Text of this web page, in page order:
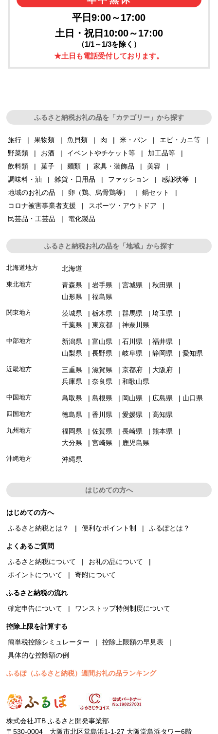
平日9:00～17:00
土日・祝日10:00～17:00
（1/1～1/3を除く）
★土日も電話受付しております。
ふるさと納税お礼の品を「カテゴリー」から探す
旅行 果物類 魚貝類 肉 米・パン
エビ・カニ等
野菜類
お酒 イベントやチケット等
加工品等
飲料類
菓子 麺類 家具・装飾品
美容
調味料・油
雑貨・日用品 ファッション
感謝状等
地域のお礼の品
卵（鶏、烏骨鶏等）
鍋セット
コロナ被害事業者支援
スポーツ・アウトドア
民芸品・工芸品
電化製品
ふるさと納税お礼の品を「地域」から探す
北海道地方 北海道
東北地方 青森県 岩手県 宮城県
秋田県
山形県
福島県
関東地方 茨城県 栃木県 群馬県
埼玉県
千葉県
東京都 神奈川県
中部地方 新潟県 富山県 石川県
福井県
山梨県
長野県 岐阜県 静岡県 愛知県
近畿地方 三重県 滋賀県 京都府
大阪府
兵庫県
奈良県 和歌山県
中国地方 鳥取県 島根県 岡山県 広島県 山口県
四国地方 徳島県 香川県 愛媛県 高知県
九州地方 福岡県 佐賀県 長崎県
熊本県
大分県
宮崎県 鹿児島県
沖縄地方 沖縄県
はじめての方へ
はじめての方へ
ふるさと納税とは？
便利なポイント制 ふるぽとは？
よくあるご質問
ふるさと納税について
お礼の品について
ポイントについて
寄附について
ふるさと納税の流れ
確定申告について
ワンストップ特例制度について
控除上限を計算する
簡単税控除シミュレーター
控除上限額の早見表
具体的な控除額の例
ふるぽ（ふるさと納税）週間お礼の品ランキング
株式会社JTB ふるさと開発事業部
〒530-0004 大阪市北区堂島浜1-1-27 大阪堂島浜タワー6階